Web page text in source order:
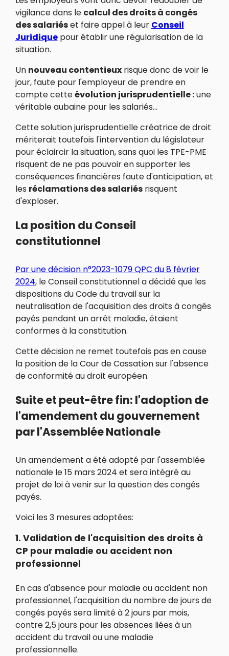
vigilance dans le calcul des droits à congés
des salariéset faire appel à leur Conseil
Juridiquepour établir une régularisation de la
situation.
Un nouveau contentieuxrisque donc de voir le
jour, faute pour l'employeur de prendre en
compte cetteévolution jurisprudentielle :une
véritable aubaine pour les salariés...
Cette solution jurisprudentielle créatrice de droit
mériterait toutefois l'intervention du législateur
pour éclaircir la situation, sans quoi les TPE-PME
risquent de ne pas pouvoir en supporter les
conséquences financières faute d'anticipation, et
les réclamations des salariésrisquent
d'exploser.
La position du Conseil
constitutionnel
Par une décision n°2023-1079 QPC du 8 février
2024, le Conseil constitutionnel a décidé que les
dispositions du Code du travail sur la
neutralisation de l'acquisition des droits à congés
payés pendant un arrêt maladie, étaient
conformes à la constitution.
Cette décision ne remet toutefois pas en cause
la position de la Cour de Cassation sur l'absence
de conformité au droit européen.
Suite et peut-être fin: l'adoption de
l'amendement du gouvernement
par l'Assemblée Nationale
Un amendement a été adopté par l'assemblée
nationale le 15 mars 2024 et sera intégré au
projet de loi à venir sur la question des congés
payés.
Voici les 3 mesures adoptées:
1. Validation de l'acquisition des droits à
CP pour maladie ou accident non
professionnel
En cas d'absence pour maladie ou accident non
professionnel, l'acquisition du nombre de jours de
congés payés sera limité à 2 jours par mois,
contre 2,5 jours pour les absences liées à un
accident du travail ou une maladie
professionnelle.